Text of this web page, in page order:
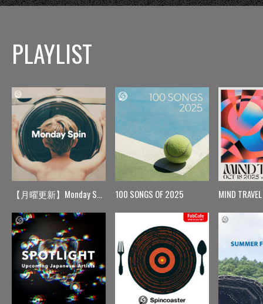
PLAYLIST
【月曜更新】Monday Spin 100 SONGS OF 2025 MIND TRAVEL